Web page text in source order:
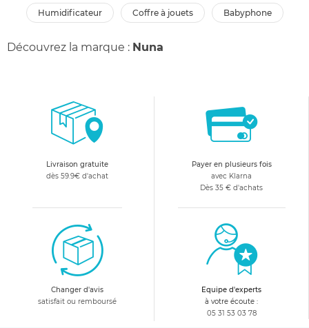
humidificateur coffre à jouets babyphone
Découvrez la marque : Nuna
Livraison gratuite
dès 59.9€ d'achat
Payer en plusieurs fois
avec Klarna
Dès 35 € d'achats
Changer d'avis
satisfait ou remboursé
Equipe d'experts
à votre écoute :
05 31 53 03 78